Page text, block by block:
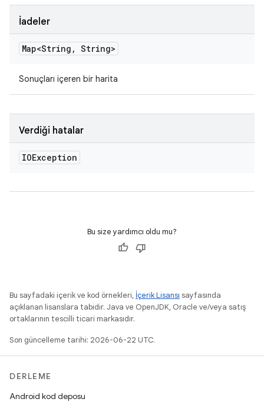
İadeler
Map<String , String>
Sonuçları içeren bir harita
Verdiği hatalar
IOException
Bu size yardımcı oldu mu?
Bu sayfadaki içerik ve kod örnekleri, İçerik Lisansı sayfasında
açıklanan lisanslara tabidir. Java ve OpenJDK, Oracle ve/veya satış
ortaklarının tescilli ticari markasıdır.
Son güncelleme tarihi: 2026-06-22 UTC.
DERLEME
Android kod deposu